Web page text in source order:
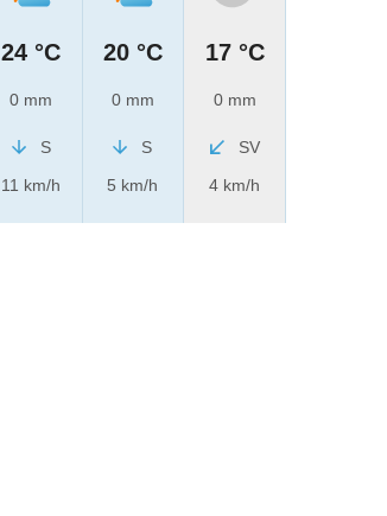
24 °C
0 mm
S
11 km/h
20 °C
0 mm
S
5 km/h
17 °C
0 mm
SV
4 km/h